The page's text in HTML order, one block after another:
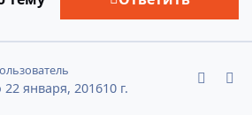
22 января, 201610 г.